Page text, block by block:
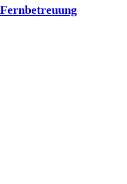
Fernbetreuung